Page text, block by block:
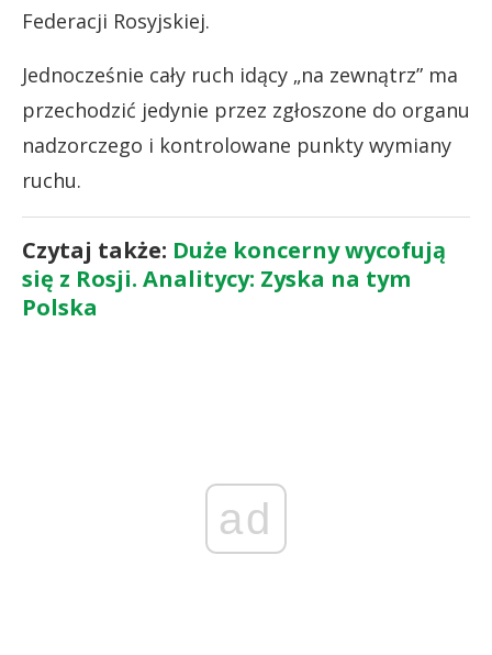
Federacji Rosyjskiej.
Jednocześnie cały ruch idący „na zewnątrz” ma
przechodzić jedynie przez zgłoszone do organu
nadzorczego i kontrolowane punkty wymiany
ruchu.
Czytaj także: Duże koncerny wycofują
się z Rosji. Analitycy: Zyska na tym
Polska
ad